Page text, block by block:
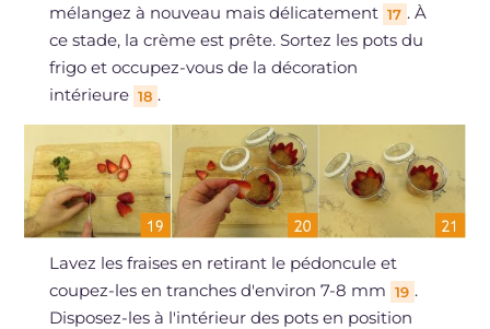
mélangez à nouveau mais délicatement 17 . À
ce stade, la crème est prête. Sortez les pots du
frigo et occupez-vous de la décoration
intérieure 18 .
Lavez les fraises en retirant le pédoncule et
coupez-les en tranches d'environ 7-8 mm 19 .
Disposez-les à l'intérieur des pots en position